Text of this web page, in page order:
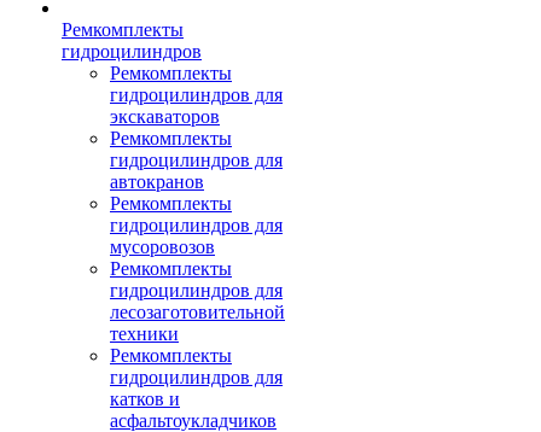
Ремкомплекты
гидроцилиндров
Ремкомплекты
гидроцилиндров для
экскаваторов
Ремкомплекты
гидроцилиндров для
автокранов
Ремкомплекты
гидроцилиндров для
мусоровозов
Ремкомплекты
гидроцилиндров для
лесозаготовительной
техники
Ремкомплекты
гидроцилиндров для
катков и
асфальтоукладчиков